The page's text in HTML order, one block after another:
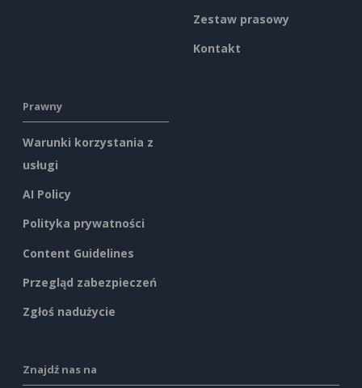
Zestaw prasowy
Kontakt
Prawny
Warunki korzystania z
usługi
AI Policy
Polityka prywatności
Content Guidelines
Przegląd zabezpieczeń
Zgłoś nadużycie
Znajdź nas na